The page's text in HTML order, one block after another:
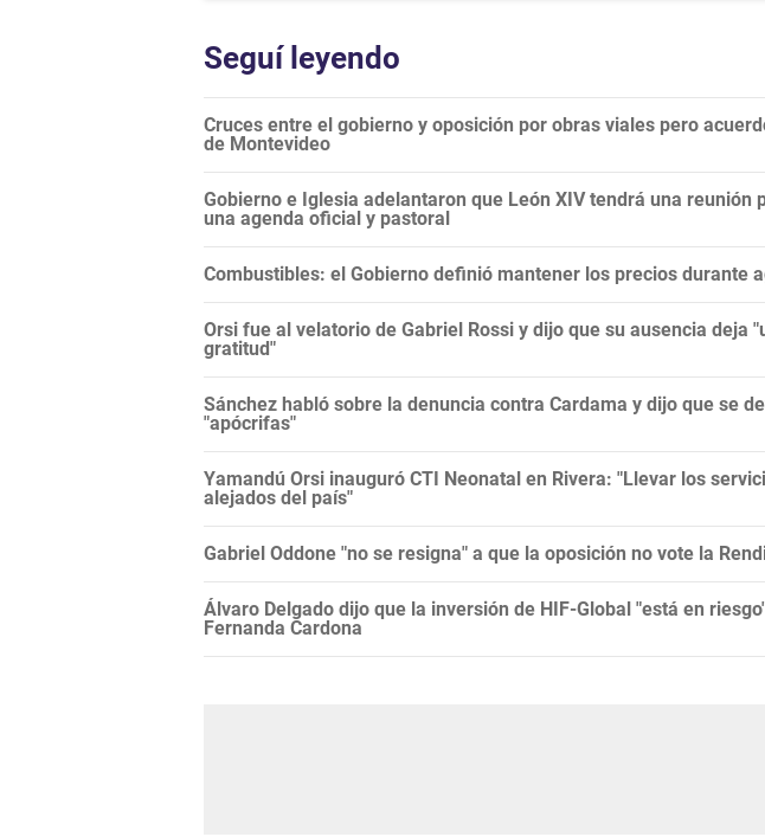
Seguí leyendo
Cruces entre el gobierno y oposición por obras viales pero
de Montevideo
Gobierno e Iglesia adelantaron que León XIV tendrá una reunión
una agenda oficial y pastoral
Combustibles: el Gobierno definió mantener los precios durante
Orsi fue al velatorio de Gabriel Rossi y dijo que su ausencia deja
gratitud"
Sánchez habló sobre la denuncia contra Cardama y dijo que se
"apócrifas"
Yamandú Orsi inauguró CTI Neonatal en Rivera: "Llevar los
alejados del país"
Gabriel Oddone "no se resigna" a que la oposición no vote la
Álvaro Delgado dijo que la inversión de HIF-Global "está en
Fernanda Cardona